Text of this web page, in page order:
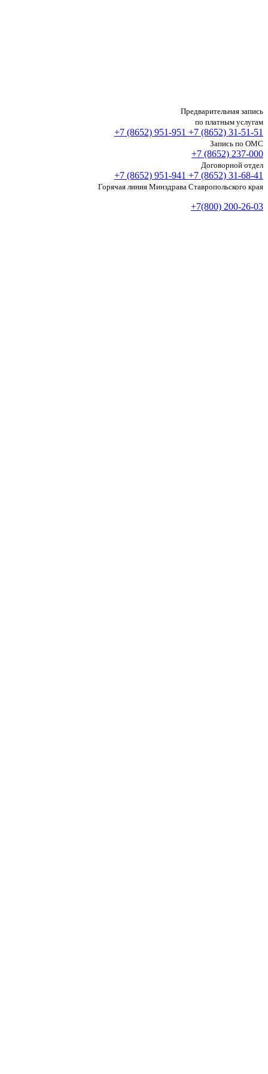
Предварительная запись
по платным услугам
+7 (8652) 951-951 +7 (8652) 31-51-51
Запись по ОМС
+7 (8652) 237-000
Договорной отдел
+7 (8652) 951-941 +7 (8652) 31-68-41
Горячая линия Минздрава Ставропольского края
+7(800) 200-26-03